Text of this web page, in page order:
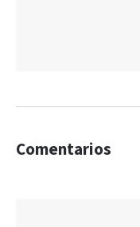
Comentarios